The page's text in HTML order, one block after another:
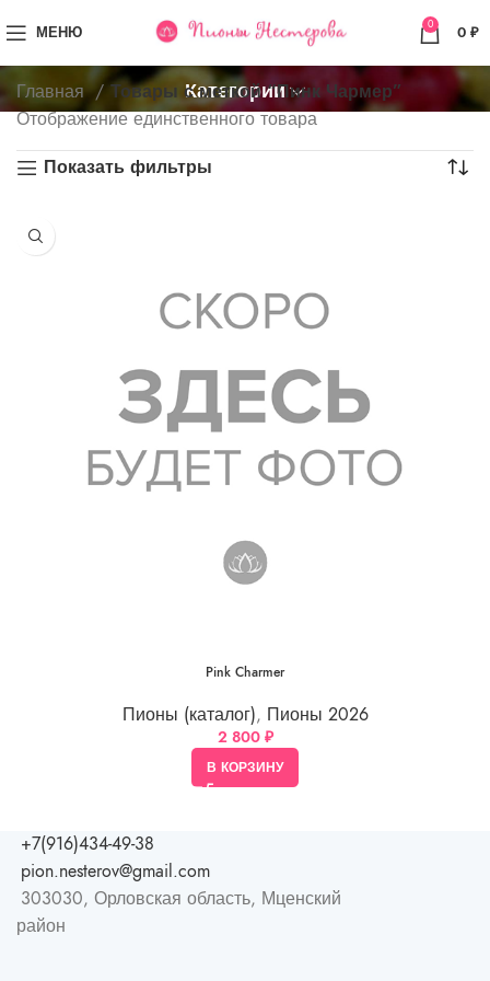
МЕНЮ 0 0 ₽
Категории
Главная
Товары с меткой “Пинк Чармер”
Отображение единственного товара
Показать фильтры
Pink Charmer
Пионы (каталог), Пионы 2026
2 800 ₽
В КОРЗИНУ
+7(916)434-49-38
pion.nesterov@gmail.com
303030, Орловская область, Мценский
район